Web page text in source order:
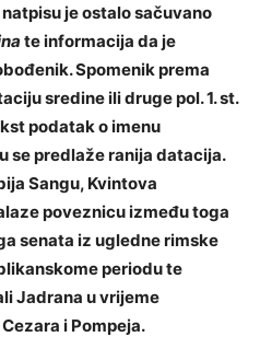
je ostalo sačuvano
te informacija da je
Spomenik prema
sredine ili druge pol. 1. st.
podatak o imenu
se predlaže ranija datacija.
Sangu, Kvintova
poveznicu između toga
senata iz ugledne rimske
periodu te
Jadrana u vrijeme
i Pompeja.